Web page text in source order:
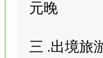
如客人到